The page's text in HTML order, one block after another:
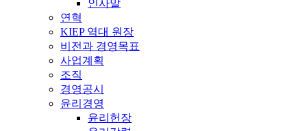
인사말
연혁
KIEP 역대 원장
비전과 경영목표
사업계획
조직
경영공시
윤리경영
윤리헌장